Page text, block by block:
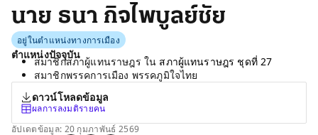
นาย ธนา กิจไพบูลย์ชัย
อยู่ในตำแหน่งทางการเมือง
ตำแหน่งปัจจุบัน
สมาชิกสภาผู้แทนราษฎร ใน สภาผู้แทนราษฎร ชุดที่ 27
สมาชิกพรรคการเมือง พรรคภูมิใจไทย
ดาวน์โหลดข้อมูล
ผลการลงมติรายคน
อัปเดตข้อมูล: 20 กุมภาพันธ์ 2569